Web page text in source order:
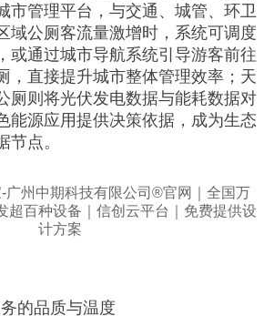
市管理平台，与交通、城管、环卫
域公厕客流量激增时，系统可调度
或通过城市导航系统引导游客前往
，直接提升城市整体管理效率；天
厕则将光伏发电数据与能耗数据对
能源应用提供决策依据，成为生态
节点。
的品质与温度